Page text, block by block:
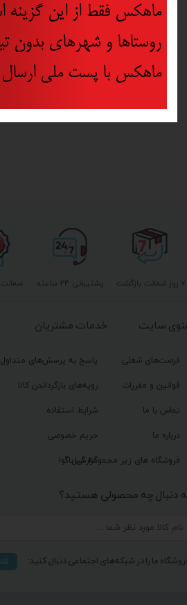
پشتیبانی ۲۴ ساعته ۷ روز ضمانت بازگشت ضمانت
خدمات مشتریان
پاسخ به پرسش‌های متداول
رویه‌های بازگرداندن کالا
شرایط استفاده
حریم خصوصی
گزارش باگ
سایت
فرصت‌های شغلی
قوانین و مقررات
تماس با ما
درباره ما
فروشگاه های زیر مجموعه گیل آوا
دنبال چه محصولی هستید؟
ما را در شبکه‌های اجتماعی دنبال کنید:
ماهکس فقط از این گزینه
روستاها و شهرهای بدون
ماهکس با پست ملی ارسال